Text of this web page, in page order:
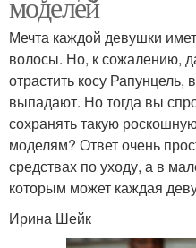
Мечта каждой девушки
волосы. Но, к сожалению,
отрастить косу Рапунцель,
выпадают. Но тогда вы
сохранять такую
моделям? Ответ очень
средствах по уходу, а в
которым может каждая
Ирина Шейк